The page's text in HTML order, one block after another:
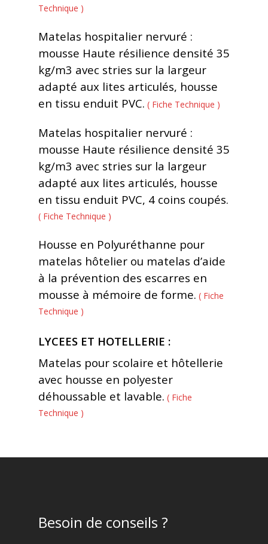
Technique )
Matelas hospitalier nervuré :
mousse Haute résilience densité 35
kg/m3 avec stries sur la largeur
adapté aux lites articulés, housse
en tissu enduit PVC. ( Fiche Technique )
Matelas hospitalier nervuré :
mousse Haute résilience densité 35
kg/m3 avec stries sur la largeur
adapté aux lites articulés, housse
en tissu enduit PVC, 4 coins coupés.
( Fiche Technique )
Housse en Polyuréthanne pour
matelas hôtelier ou matelas d’aide
à la prévention des escarres en
mousse à mémoire de forme. ( Fiche
Technique )
LYCEES ET HOTELLERIE :
Matelas pour scolaire et hôtellerie
avec housse en polyester
déhoussable et lavable. ( Fiche
Technique )
Besoin de conseils ?